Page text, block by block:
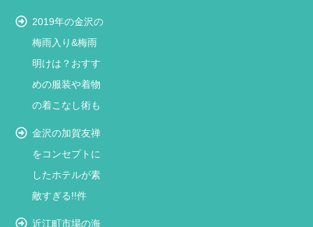
2019年の金沢の
梅雨入り&梅雨
明けは？おすす
めの服装や着物
の着こなし術も
金沢の加賀友禅
をコンセプトに
したホテルが素
敵すぎる!!件
近江町市場の海